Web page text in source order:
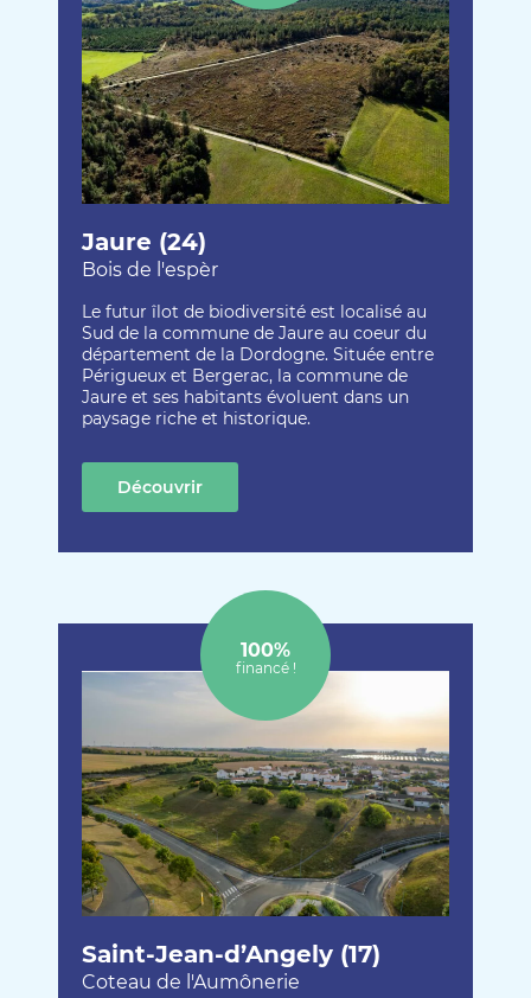
Jaure (24)
Bois de l'espèr
Le futur îlot de biodiversité est localisé au
Sud de la commune de Jaure au coeur du
département de la Dordogne. Située entre
Périgueux et Bergerac, la commune de
Jaure et ses habitants évoluent dans un
paysage riche et historique.
Découvrir
Saint-Jean-d’Angely (17)
Coteau de l'Aumônerie
100%
financé !